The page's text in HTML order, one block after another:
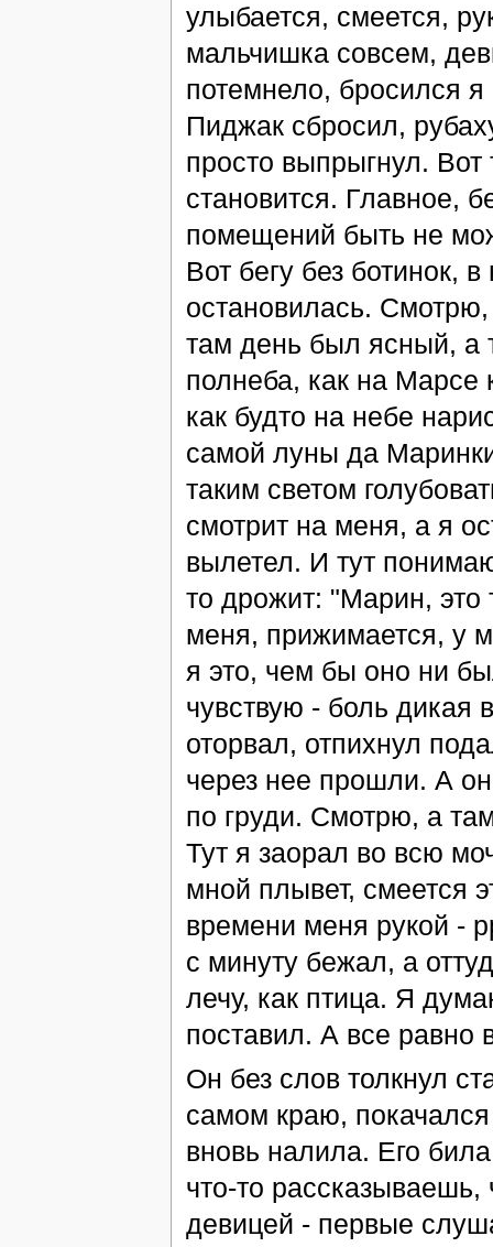
улыбается, смеется,
мальчишка совсем,
потемнело, бросился я
Пиджак сбросил,
просто выпрыгнул.
становится. Главное,
помещений быть не
Вот бегу без ботинок,
остановилась. Смотрю,
там день был ясный, а
полнеба, как на Марсе
как будто на небе
самой луны да
таким светом
смотрит на меня, а я
вылетел. И тут
то дрожит: "Марин, это
меня, прижимается, у
я это, чем бы оно ни
чувствую - боль дикая
оторвал, отпихнул
через нее прошли. А
по груди. Смотрю, а
Тут я заорал во всю
мной плывет, смеется
времени меня рукой -
с минуту бежал, а
лечу, как птица. Я
поставил. А все
Он без слов толкнул
самом краю,
вновь налила. Его
что-то
девицей - первые